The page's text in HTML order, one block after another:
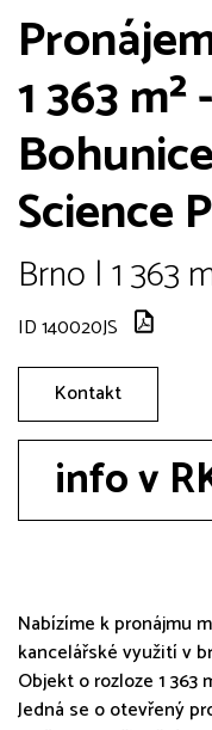
1 363
Science
Brno | 1 363
ID 140020JS
Kontakt
info v
Nabízíme k pronájmu
kancelářské využití v
Objekt o rozloze 1 363
Jedná se o otevřený